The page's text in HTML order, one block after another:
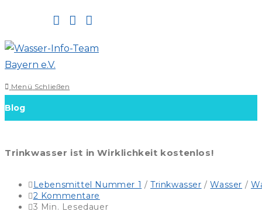
springen
Menü Schließen
Blog
Trinkwasser ist in Wirklichkeit kostenlos!
Beitrags-
Kategorie:
Lebensmittel Nummer 1 / Trinkwasser / Wasser /
Beitrags-
Kommentare:
2 Kommentare
Lesedauer:
3 Min. Lesedauer